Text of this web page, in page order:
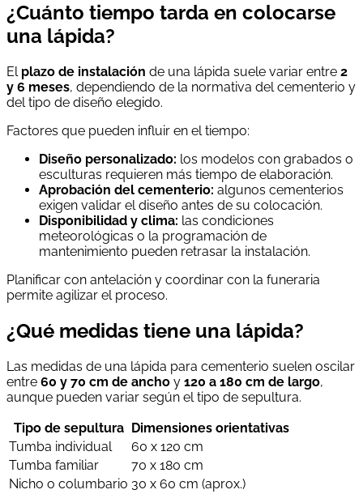
¿Cuánto tiempo tarda en colocarse
una lápida?
El plazo de instalación de una lápida suele variar entre 2
y 6 meses, dependiendo de la normativa del cementerio y
del tipo de diseño elegido.
Factores que pueden influir en el tiempo:
Diseño personalizado: los modelos con grabados o
esculturas requieren más tiempo de elaboración.
Aprobación del cementerio: algunos cementerios
exigen validar el diseño antes de su colocación.
Disponibilidad y clima: las condiciones
meteorológicas o la programación de
mantenimiento pueden retrasar la instalación.
Planificar con antelación y coordinar con la funeraria
permite agilizar el proceso.
¿Qué medidas tiene una lápida?
Las medidas de una lápida para cementerio suelen oscilar
entre 60 y 70 cm de ancho y 120 a 180 cm de largo,
aunque pueden variar según el tipo de sepultura.
Tipo de sepultura Dimensiones orientativas
Tumba individual
60 x 120 cm
Tumba familiar
70 x 180 cm
Nicho o columbario 30 x 60 cm (aprox.)